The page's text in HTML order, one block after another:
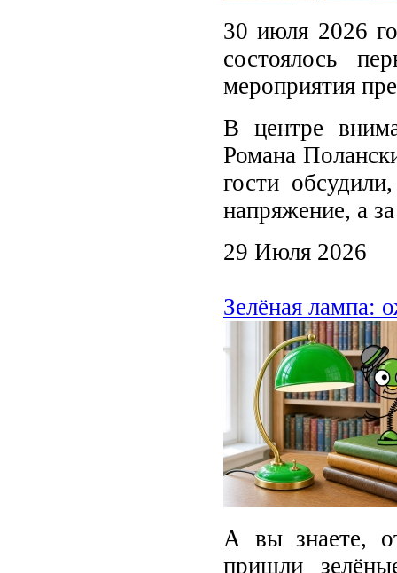
30 июля 2026
состоялось
мероприятия
В центре
Романа
гости
напряжение, а
29 Июля 2026
Зелёная лампа:
А вы знаете,
пришли